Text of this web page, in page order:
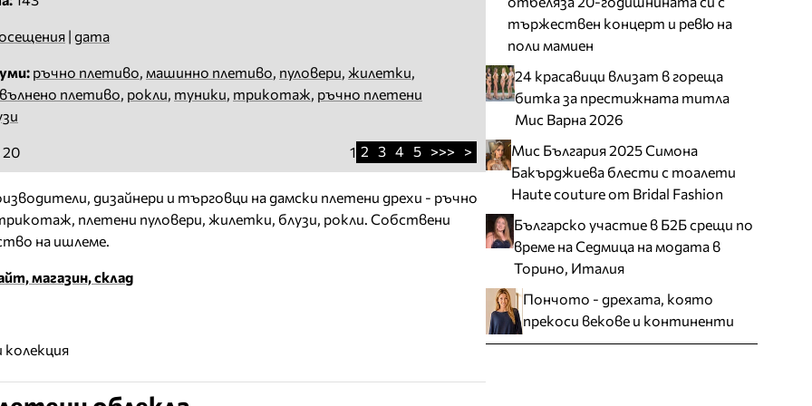
| дата
ръчно плетиво, машинно плетиво, пуловери, жилетки,
вълнено плетиво, рокли, туники, трикотаж, ръчно плетени
1 2 3 4 5 >>> >
дизайнери и търговци на дамски плетени дрехи - ръчно
плетени пуловери, жилетки, блузи, рокли. Собствени
на ишлеме.
магазин, склад
тържествен концерт и ревю на
поли мамиен
24 красавици влизат в гореща
битка за престижната титла
Мис Варна 2026
Мис България 2025 Симона
Бакърджиева блести с тоалети
Haute couture от Bridal Fashion
Българско участие в Б2Б срещи по
време на Седмица на модата в
Торино, Италия
Пончото - дрехата, която
прекоси векове и континенти